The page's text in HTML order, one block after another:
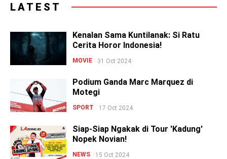
LATEST
Kenalan Sama Kuntilanak: Si Ratu
Cerita Horor Indonesia!
MOVIE 31 Oct 2024
Podium Ganda Marc Marquez di
Motegi
SPORT 17 Oct 2024
Siap-Siap Ngakak di Tour 'Kadung'
Nopek Novian!
NEWS 15 Oct 2024